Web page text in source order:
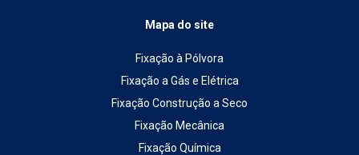
Mapa do site
Fixação à Pólvora
Fixação a Gás e Elétrica
Fixação Construção a Seco
Fixação Mecânica
Fixação Química